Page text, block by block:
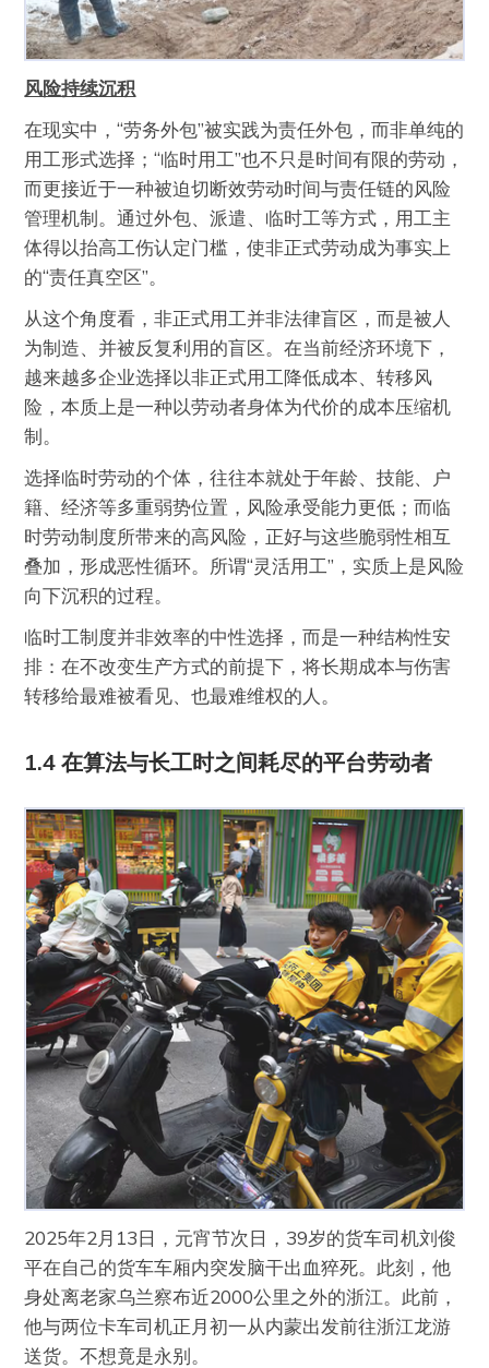
风险持续沉积
在现实中，“劳务外包”被实践为责任外包，而非单纯的
用工形式选择；“临时用工”也不只是时间有限的劳动，
而更接近于一种被迫切断效劳动时间与责任链的风险
管理机制。通过外包、派遣、临时工等方式，用工主
体得以抬高工伤认定门槛，使非正式劳动成为事实上
的“责任真空区”。
从这个角度看，非正式用工并非法律盲区，而是被人
为制造、并被反复利用的盲区。在当前经济环境下，
越来越多企业选择以非正式用工降低成本、转移风
险，本质上是一种以劳动者身体为代价的成本压缩机
制。
选择临时劳动的个体，往往本就处于年龄、技能、户
籍、经济等多重弱势位置，风险承受能力更低；而临
时劳动制度所带来的高风险，正好与这些脆弱性相互
叠加，形成恶性循环。所谓“灵活用工”，实质上是风险
向下沉积的过程。
临时工制度并非效率的中性选择，而是一种结构性安
排：在不改变生产方式的前提下，将长期成本与伤害
转移给最难被看见、也最难维权的人。
1.4 在算法与长工时之间耗尽的平台劳动者
2025年2月13日，元宵节次日，39岁的货车司机刘俊
平在自己的货车车厢内突发脑干出血猝死。此刻，他
身处离老家乌兰察布近2000公里之外的浙江。此前，
他与两位卡车司机正月初一从内蒙出发前往浙江龙游
送货。不想竟是永别。